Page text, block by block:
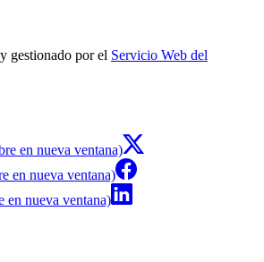
gestionado por el Servicio Web del
en nueva ventana)
en nueva ventana)
en nueva ventana)